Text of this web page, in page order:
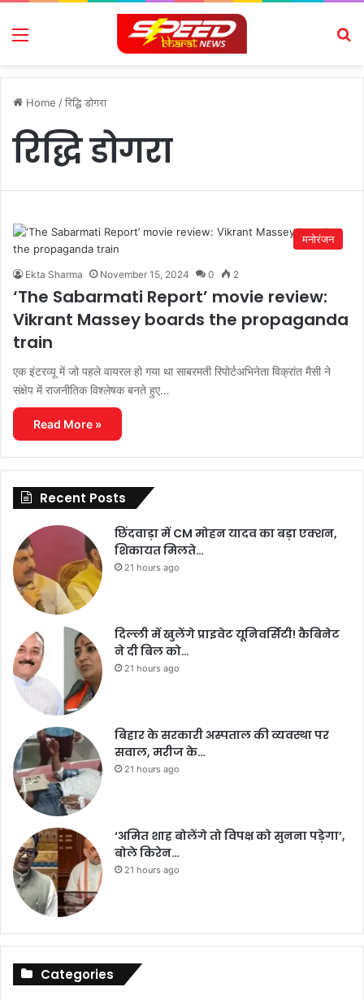
Menu
Home /रिद्धि डोगरा
रिद्धि डोगरा
मनोरंजन
Ekta Sharma November 15, 2024 0 2
‘The Sabarmati Report’ movie review:
Vikrant Massey boards the propaganda
train
एक इंटरव्यू में जो पहले वायरल हो गया था साबरमती रिपोर्टअभिनेता विक्रांत मैसी ने
संक्षेप में राजनीतिक विश्लेषक बनते हुए…
Read More »
Recent Posts
छिंदवाड़ा में CM मोहन यादव का बड़ा एक्शन,
शिकायत मिलते…
21 hours ago
दिल्ली में खुलेंगे प्राइवेट यूनिवर्सिटी! कैबिनेट
ने दी बिल को…
21 hours ago
बिहार के सरकारी अस्पताल की व्यवस्था पर
सवाल, मरीज के…
21 hours ago
‘अमित शाह बोलेंगे तो विपक्ष को सुनना पड़ेगा’,
बोले किरेन…
21 hours ago
Categories